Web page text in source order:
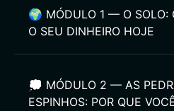
🌍 MÓDULO 1 — O SOLO:
O SEU DINHEIRO HOJE
💭 MÓDULO 2 — AS
ESPINHOS: POR QUE